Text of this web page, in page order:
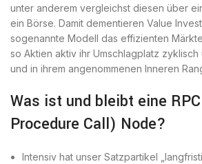
unter anderem vergleichst diesen über
ein Börse. Damit dementieren Value
sogenannte Modell das effizienten
so Aktien aktiv ihr Umschlagplatz
und in ihrem angenommenen Inneren
Was ist und bleibt eine
Procedure Call) Node?
Intensiv hat unser Satzpartikel